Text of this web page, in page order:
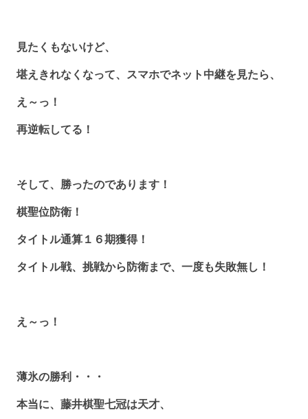
見たくもないけど、
堪えきれなくなって、スマホでネット中継を見たら、
え～っ！
再逆転してる！
そして、勝ったのであります！
棋聖位防衛！
タイトル通算１６期獲得！
タイトル戦、挑戦から防衛まで、一度も失敗無し！
え～っ！
薄氷の勝利・・・
本当に、藤井棋聖七冠は天才、